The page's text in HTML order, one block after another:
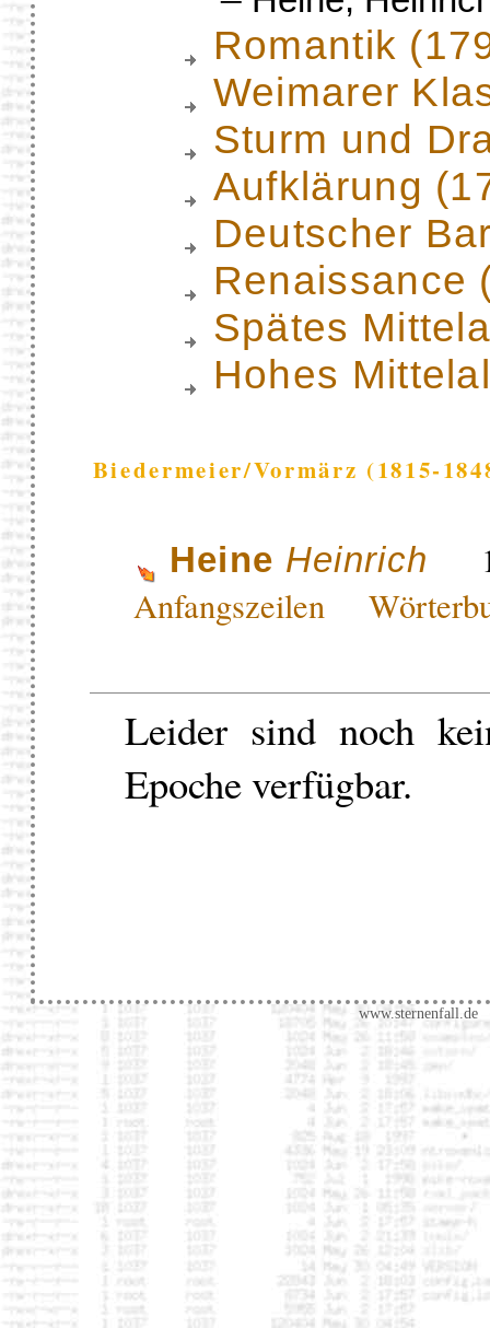
Romantik
Weimarer
Sturm und
Aufklärung
Deutscher
Renaissance
Spätes
Hohes
Biedermeier/Vormärz (1815-
Heine Heinrich
Anfangszeilen
Leider sind noch
Epoche verfügbar.
www.sternenfall.de